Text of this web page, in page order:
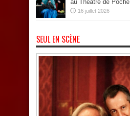
au Théâtre de
16 juillet 2026
SEUL EN SCÈNE